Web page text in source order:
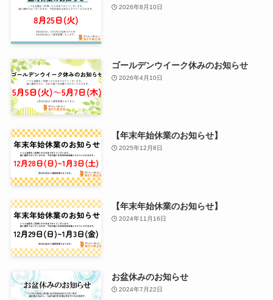
2026年8月10日
ゴールデンウイーク休みのお知らせ
2026年4月10日
【年末年始休業のお知らせ】
2025年12月8日
【年末年始休業のお知らせ】
2024年11月16日
お盆休みのお知らせ
2024年7月22日